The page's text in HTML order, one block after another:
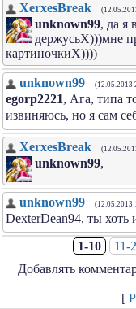
XerxesBreak
unknоwn99, да я
держусьХ)))мне
картиночкиХ))))
unknоwn99 (12.05.2013
egorp2221, Ага, типа
извиняюсь, но я сам
XerxesBreak
unknоwn99,
unknоwn99 (12.05.2013
DexterDean94, ты
1-10
11-
Добавлять
[